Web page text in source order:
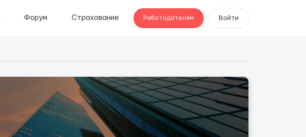
Форум Страхование Работодателям Войти